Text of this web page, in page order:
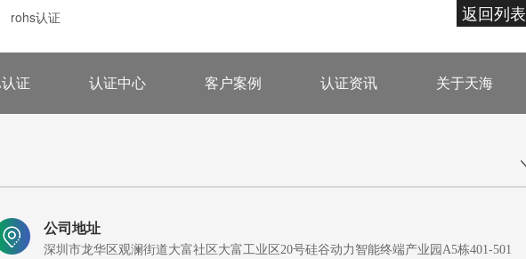
返回列表
rohs认证
证 认证中心 客户案例 认证资讯 关于天海
公司地址
深圳市龙华区观澜街道大富社区大富工业区20号硅谷动力智能终端产业园A5栋401-501